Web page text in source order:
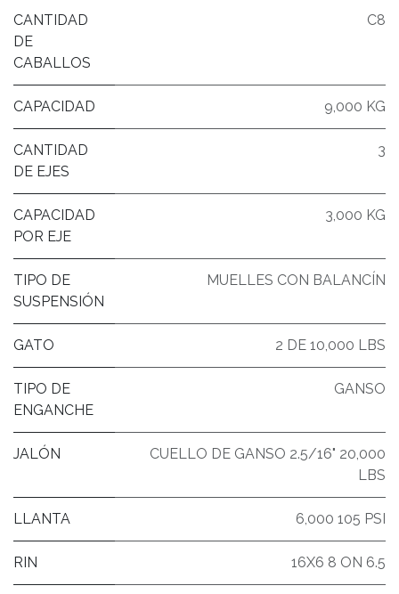
CANTIDAD
DE
CABALLOS
C8
CAPACIDAD 9,000 KG
CANTIDAD
DE EJES
3
CAPACIDAD
POR EJE
3,000 KG
TIPO DE
SUSPENSIÓN
MUELLES CON BALANCÍN
GATO 2 DE 10,000 LBS
TIPO DE
ENGANCHE
GANSO
JALÓN
CUELLO DE GANSO 2.5/16" 20,000
LBS
LLANTA 6,000 105 PSI
RIN 16X6 8 ON 6.5